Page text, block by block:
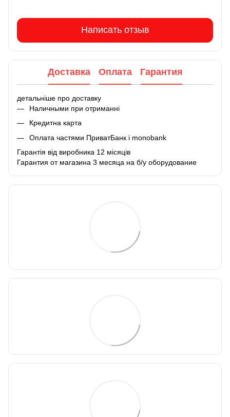
Написать отзыв
Доставка Оплата Гарантия
детальніше про доставку
Наличными при отриманні
Кредитна карта
Оплата частями ПриватБанк і monobank
Гарантія від виробника 12 місяців
Гарантия от магазина 3 месяца на б/у оборудование